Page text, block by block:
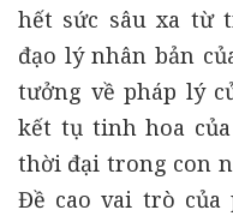
hết sức sâu xa từ
đạo lý nhân bản
tưởng về pháp lý
kết tụ tinh hoa
thời đại trong con
Đề cao vai trò của